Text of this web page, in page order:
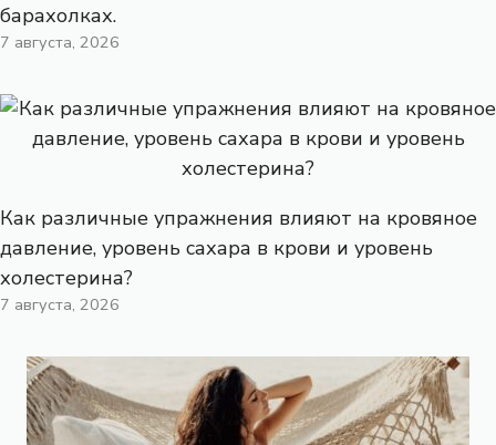
барахолках.
7 августа, 2026
Как различные упражнения влияют на кровяное
давление, уровень сахара в крови и уровень
холестерина?
7 августа, 2026